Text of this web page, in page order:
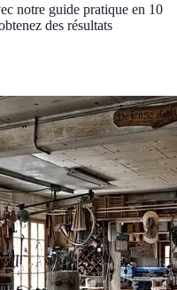
notre guide pratique en 10
des résultats